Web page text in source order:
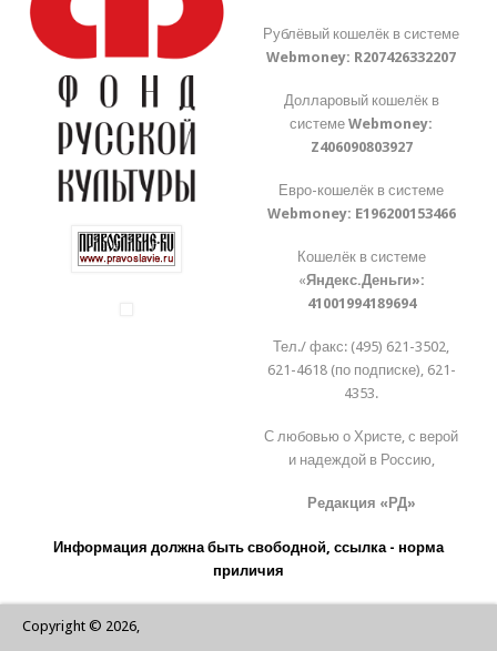
Рублёвый кошелёк в системе
Webmoney: R207426332207
Долларовый кошелёк в
системеWebmoney:
Z406090803927
Евро-кошелёк в системе
Webmoney: E196200153466
Кошелёк в системе
«Яндекс.Деньги»:
41001994189694
Тел./ факс: (495) 621-3502,
621-4618 (по подписке), 621-
4353.
С любовью о Христе, с верой
и надеждой в Россию,
Редакция «РД»
Информация должна быть свободной, ссылка - норма
приличия
Copyright © 2026,